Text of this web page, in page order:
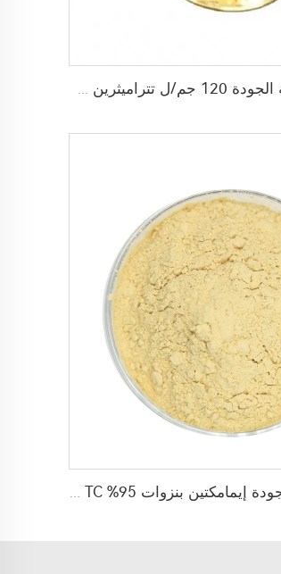
مبيدات حشرية عالية الجودة 120 جم/ل تتراميثرين + 40 جم/ل برمترين + 60 جم/ل PBO (بيبيرونيل بوتوكسيد) EC
مبيد حشري عالي الجودة إيمامكتين بنزوات 95% TC إيمامكتين بنزوات تقني